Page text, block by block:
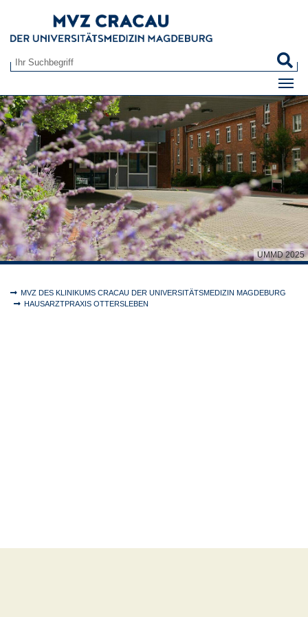
Suchformular
UMMD 2025
Sie sind hier:
MVZ DES KLINIKUMS CRACAU DER UNIVERSITÄTSMEDIZIN MAGDEBURG
HAUSARZTPRAXIS OTTERSLEBEN